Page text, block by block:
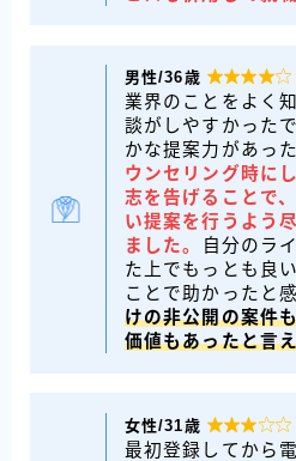
男性/36歳 
業界のことをよく
談がしやすかった
かな提案力があっ
ウンセリング時に
志を告げることで
い提案を行うよう
ました。
自分のラ
た上でもっとも良
ことで助かったと
けの非公開の案件
価値もあったと言
女性/31歳 
最初登録してから